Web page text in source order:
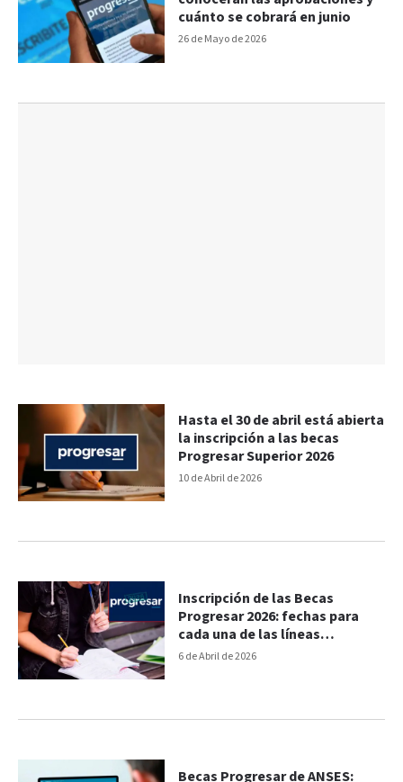
26 de Mayo de 2026
cuánto se cobrará en junio
10 de Abril de 2026
Hasta el 30 de abril está abierta
la inscripción a las becas
Progresar Superior 2026
6 de Abril de 2026
Inscripción de las Becas
Progresar 2026: fechas para
cada una de las líneas
educativas
Becas Progresar de ANSES: